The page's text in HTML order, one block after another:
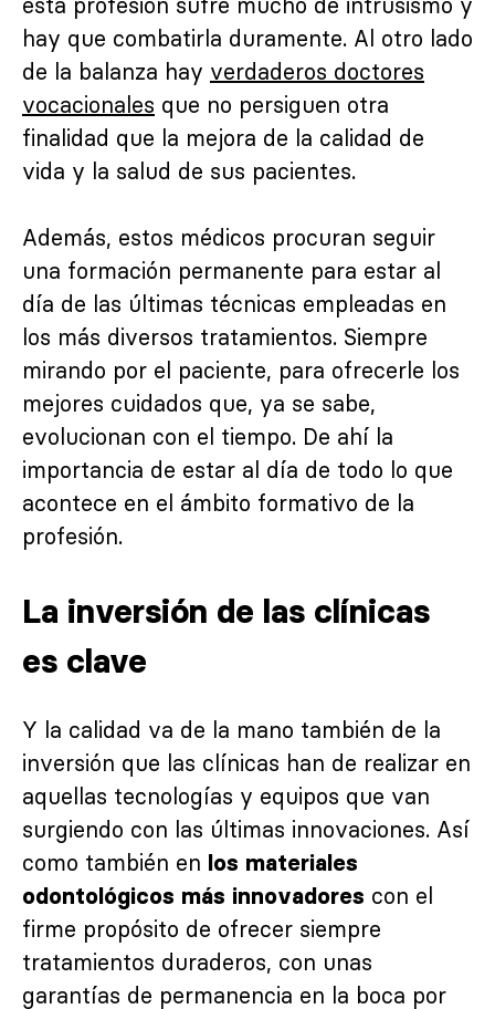
hay que combatirla duramente. Al otro lado
de la balanza hay verdaderos doctores
vocacionales que no persiguen otra
finalidad que la mejora de la calidad de
vida y la salud de sus pacientes.
Además, estos médicos procuran seguir
una formación permanente para estar al
día de las últimas técnicas empleadas en
los más diversos tratamientos. Siempre
mirando por el paciente, para ofrecerle los
mejores cuidados que, ya se sabe,
evolucionan con el tiempo. De ahí la
importancia de estar al día de todo lo que
acontece en el ámbito formativo de la
profesión.
La inversión de las clínicas
es clave
Y la calidad va de la mano también de la
inversión que las clínicas han de realizar en
aquellas tecnologías y equipos que van
surgiendo con las últimas innovaciones. Así
como también en los materiales
odontológicos más innovadores con el
firme propósito de ofrecer siempre
tratamientos duraderos, con unas
garantías de permanencia en la boca por